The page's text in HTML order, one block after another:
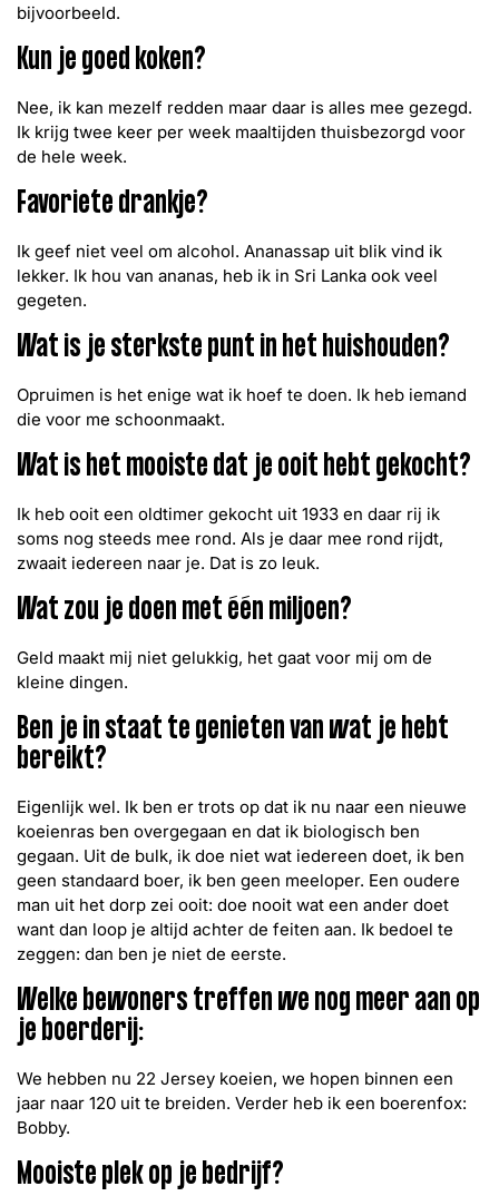
bijvoorbeeld.
Kun je goed koken?
Nee, ik kan mezelf redden maar daar is alles mee gezegd.
Ik krijg twee keer per week maaltijden thuisbezorgd voor
de hele week.
Favoriete drankje?
Ik geef niet veel om alcohol. Ananassap uit blik vind ik
lekker. Ik hou van ananas, heb ik in Sri Lanka ook veel
gegeten.
Wat is je sterkste punt in het huishouden?
Opruimen is het enige wat ik hoef te doen. Ik heb iemand
die voor me schoonmaakt.
Wat is het mooiste dat je ooit hebt gekocht?
Ik heb ooit een oldtimer gekocht uit 1933 en daar rij ik
soms nog steeds mee rond. Als je daar mee rond rijdt,
zwaait iedereen naar je. Dat is zo leuk.
Wat zou je doen met één miljoen?
Geld maakt mij niet gelukkig, het gaat voor mij om de
kleine dingen.
Ben je in staat te genieten van wat je hebt
bereikt?
Eigenlijk wel. Ik ben er trots op dat ik nu naar een nieuwe
koeienras ben overgegaan en dat ik biologisch ben
gegaan. Uit de bulk, ik doe niet wat iedereen doet, ik ben
geen standaard boer, ik ben geen meeloper. Een oudere
man uit het dorp zei ooit: doe nooit wat een ander doet
want dan loop je altijd achter de feiten aan. Ik bedoel te
zeggen: dan ben je niet de eerste.
Welke bewoners treffen we nog meer aan op
je boerderij:
We hebben nu 22 Jersey koeien, we hopen binnen een
jaar naar 120 uit te breiden. Verder heb ik een boerenfox:
Bobby.
Mooiste plek op je bedrijf?